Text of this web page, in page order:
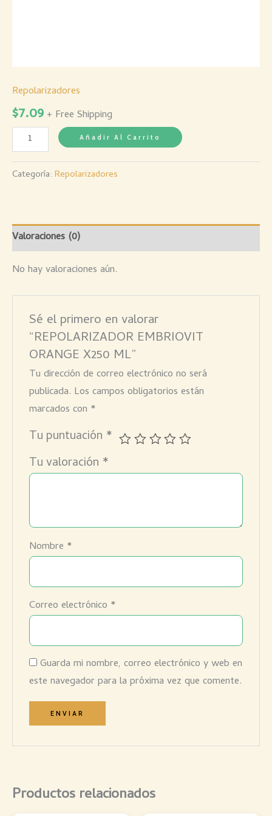
Repolarizadores
$7.09 + Free Shipping
Añadir Al Carrito
Categoría: Repolarizadores
Valoraciones (0)
No hay valoraciones aún.
Sé el primero en valorar
“REPOLARIZADOR EMBRIOVIT
ORANGE X250 ML”
Tu dirección de correo electrónico no será
publicada. Los campos obligatorios están
marcados con *
Tu puntuación *
Tu valoración *
Nombre *
Correo electrónico *
Guarda mi nombre, correo electrónico y web en
este navegador para la próxima vez que comente.
Productos relacionados